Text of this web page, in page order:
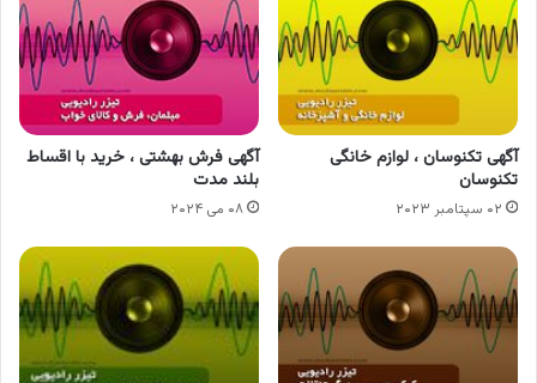
آگهی تکنوسان ، لوازم خانگی
تکنوسان
۰۲ سپتامبر ۲۰۲۳
آگهی فرش بهشتی ، خرید با اقساط
بلند مدت
۰۸ می ۲۰۲۴